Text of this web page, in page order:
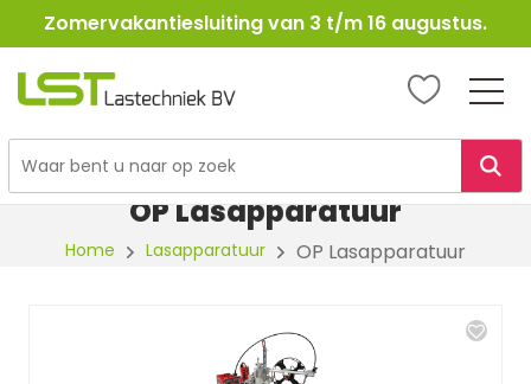
Ga
naar
Zomervakantiesluiting van 3 t/m 16 augustus.
LST
OP Lasapparatuur
Home Lasapparatuur OP Lasapparatuur